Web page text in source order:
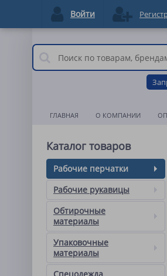
ГЛАВНАЯ О КОМПАНИИ
Каталог товаров
Рабочие перчатки
Рабочие рукавицы
Обтирочные
материалы
Упаковочные
материалы
Войти